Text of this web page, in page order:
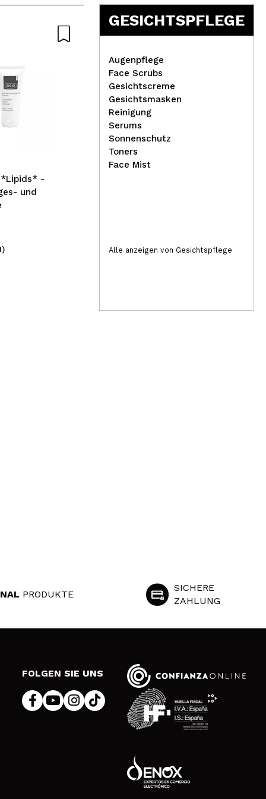
-
und
Natura Siberica - *Lab
Biome* - Verjüngende
Augenkonturpflaster mit
(2)
GESICHTSPFLEGE
Augenpflege
Face Scrubs
Gesichtscreme
Gesichtsmasken
Reinigung
Serums
Sonnenschutz
Toners
Face Mist
Alle anzeigen von Gesichtspflege
PRODUKTE
SICHERE
ZAHLUNG
FOLGEN SIE UNS